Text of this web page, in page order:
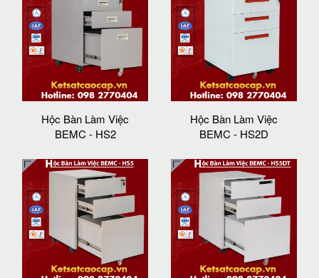
Hộc Bàn Làm Việc
BEMC - HS2
Hộc Bàn Làm Việc
BEMC - HS2D